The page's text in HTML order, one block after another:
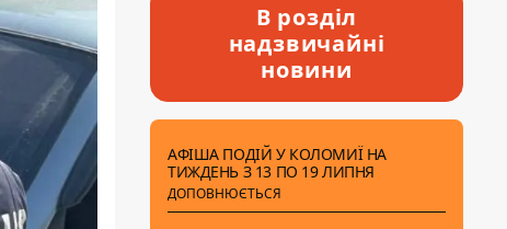
В розділ
надзвичайні
новини
АФІША ПОДІЙ У КОЛОМИЇ НА
ТИЖДЕНЬ З 13 ПО 19 ЛИПНЯ
ДОПОВНЮЄТЬСЯ